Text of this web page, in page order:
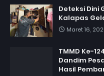
Deteksi Dini
Kalapas
Maret 16,
TMMD Ke-
Dandim
Hasil